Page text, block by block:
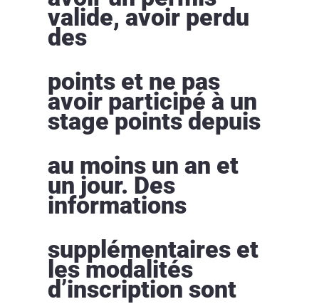
valide, avoir perdu
des
points et ne pas
avoir participé à un
stage points depuis
au moins un an et
un jour. Des
informations
supplémentaires et
les modalités
d’inscription sont